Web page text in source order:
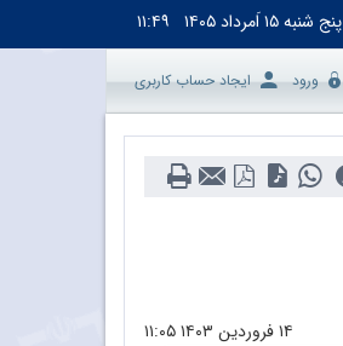
پنج شنبه۱۵ اَمرداد ۱۴۰۵ ۱۱:۴۹
ورود ایجاد حساب کاربری
۱۴ فروردین ۱۴۰۳
۱۱:۰۵